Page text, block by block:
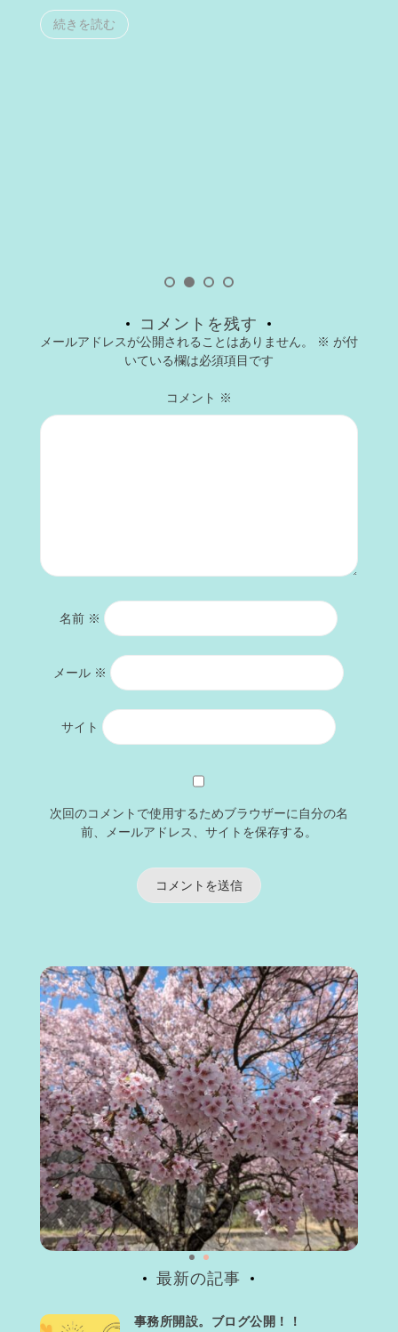
続きを読む
コメントを残す
メールアドレスが公開されることはありません。 ※ が付
いている欄は必須項目です
コメント ※
名前 ※
メール ※
サイト
次回のコメントで使用するためブラウザーに自分の名
前、メールアドレス、サイトを保存する。
最新の記事
事務所開設。ブログ公開！！